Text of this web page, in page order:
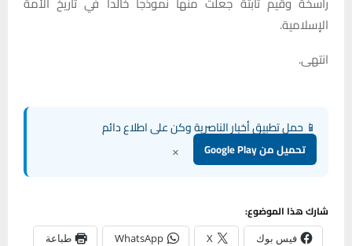
الإسلامية.
انتهى.
📱 حمل تطبيق أخبار الناصرية وكن على اطلاع دائم
تحميل من Google Play ×
شارك هذا الموضوع:
فيس بوك X
WhatsApp طباعة